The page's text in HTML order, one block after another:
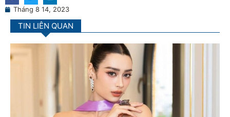
Tháng 8 14, 2023
TIN LIÊN QUAN